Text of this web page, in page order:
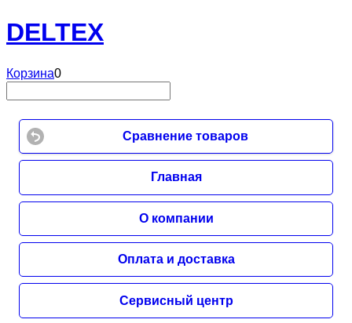
DELTEX
Корзина0
Сравнение товаров
Главная
О компании
Оплата и доставка
Сервисный центр